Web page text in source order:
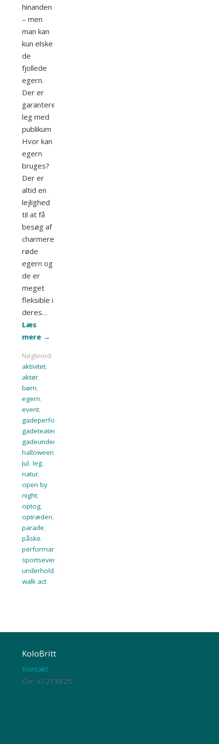
hinanden
– men
man kan
kun elske
de
fjollede
egern.
Der er
garanteret
leg med
publikum
Hvor kan
egern
bruges?
Der er
altid en
lejlighed
til at få
besøg af
charmerende,
røde
egern og
de er
meget
fleksible i
deres…
Læs
mere →
Nøgleord:
aktivitet,
aktør,
børn,
egern,
event,
gadeperformance
gadeteater
gadeunderholdning
halloween
Jul, leg,
natur,
open by
night,
optog,
optræden,
parade,
påske,
performance
sportsevent
underholdning
walk act
KoloBritt
Kontakt
Cvr: 41213825